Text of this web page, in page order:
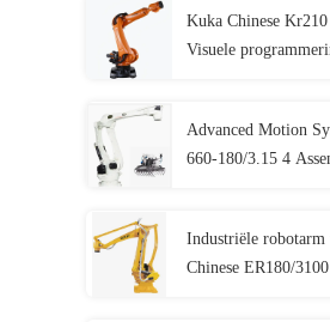
Kuka Chinese
Visuele
Advanced Motion
660-180/3.15 4
Industriële robotarm
Chinese ER180/